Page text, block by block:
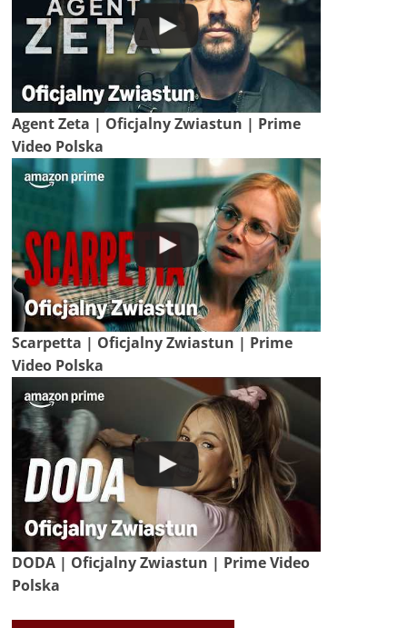
Agent Zeta | Oficjalny Zwiastun | Prime
Video Polska
Scarpetta | Oficjalny Zwiastun | Prime
Video Polska
DODA | Oficjalny Zwiastun | Prime Video
Polska